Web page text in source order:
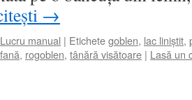
→
Lucru manual | Etichetegoblen, lac liniștit,
, rogoblen, tânără visătoare | Lasă un